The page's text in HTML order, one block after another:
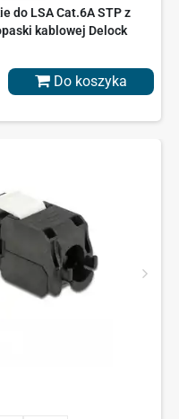
do LSA Cat.6A STP z
kablowej Delock
Do koszyka